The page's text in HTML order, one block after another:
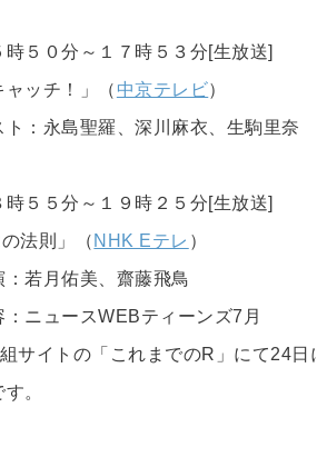
時５０分～１７時５３分[生放送]
ャッチ！」（ 中京テレビ）
ト：永島聖羅、深川麻衣、生駒里奈
時５５分～１９時２５分[生放送]
の法則」（ NHK Eテレ ）
：若月佑美、齋藤飛鳥
：ニュースWEBティーンズ7月
サイトの「これまでのR」にて24
。